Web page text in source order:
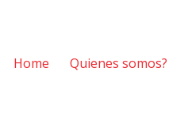
Home Quienes somos?